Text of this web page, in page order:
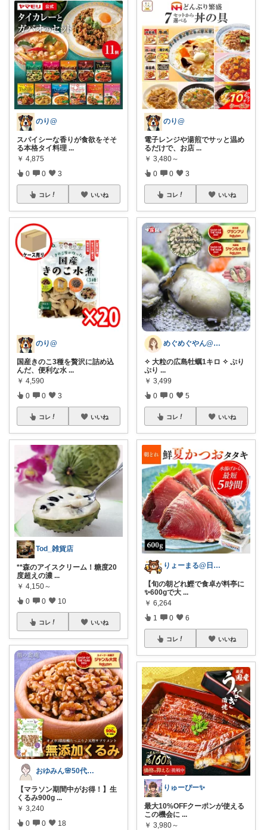
のり@
スパイシーな香りが食欲をそそ
る本格タイ料理 ...
￥ 4,875
0 0 3
コレ いいね
のり@
国産きのこ3種を贅沢に詰め込
んだ、便利な水 ...
￥ 4,590
0 0 3
コレ いいね
Tod_雑貨店
**森のアイスクリーム！糖度20
度超えの濃 ...
￥ 4,150～
0 0 10
コレ いいね
おゆみん🌸50代からの快適暮らし
【マラソン期間中がお得！】生
くるみ900g ...
￥ 3,240
0 0 18
のり@
電子レンジや湯煎でサッと温め
るだけで、お店 ...
￥ 3,480～
0 0 3
コレ いいね
めぐめぐやん@2児ママ×ゆるっと暮らし
✧ 大粒の広島牡蠣1キロ ✧ ぷり
ぷり ...
￥ 3,499
0 0 5
コレ いいね
りょーまる@日用品×ファッション
【旬の朝どれ鰹で食卓が料亭に
✨600gで大 ...
￥ 6,264
1 0 6
コレ いいね
りゅーぴー✨
最大10%OFFクーポンが使える
この機会に ...
￥ 3,980～